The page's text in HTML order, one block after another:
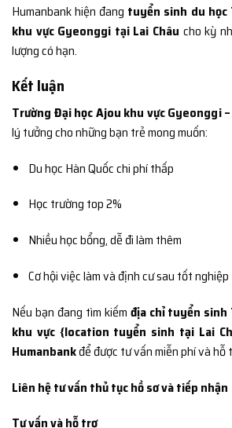
Humanbank hiện đang tuyển sinh du học
khu vực Gyeonggi tại Lai Châu cho kỳ
lượng có hạn.
Kết luận
Trường Đại học Ajou khu vực Gyeonggi –
lý tưởng cho những bạn trẻ mong muốn:
Du học Hàn Quốc chi phí thấp
Học trường top 2%
Nhiều học bổng, dễ đi làm thêm
Cơ hội việc làm và định cư sau tốt nghiệp
Nếu bạn đang tìm kiếm địa chỉ tuyển sinh
khu vực {location tuyển sinh tại Lai
Humanbankđể được tư vấn miễn phí và hỗ
Liên hệ tư vấn thủ tục hồ sơ và tiếp nhận
Tư vấn và hỗ trợ